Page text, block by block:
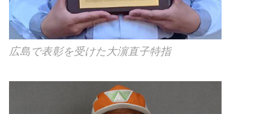
広島で表彰を受けた大濵直子特指